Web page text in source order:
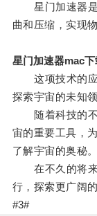
星门加速器是
曲和压缩，实现
星门加速器mac下
这项技术的应
探索宇宙的未知
随着科技的不
宙的重要工具，
了解宇宙的奥秘。
在不久的将来
行，探索更广阔
#3#